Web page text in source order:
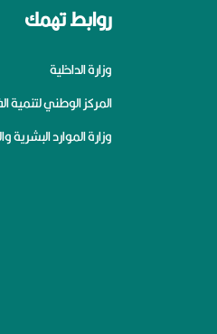
روابط تهمك
وزارة الداخلية
المركز الوطني لتنمية
وزارة الموارد البشرية